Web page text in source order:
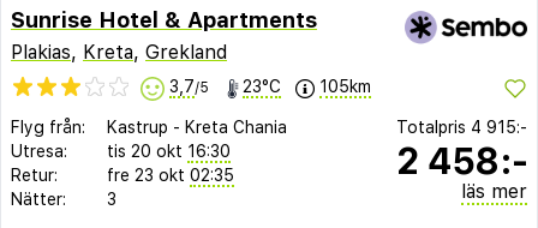
Sunrise Hotel & Apartments
Plakias, Kreta, Grekland
3,7/5 23°C 105km
Flyg från: Kastrup - Kreta Chania
Utresa:
tis 20 okt 16:30
Retur:
fre 23 okt 02:35
Nätter:
3
Totalpris 4 915:-
2 458:-
läs mer